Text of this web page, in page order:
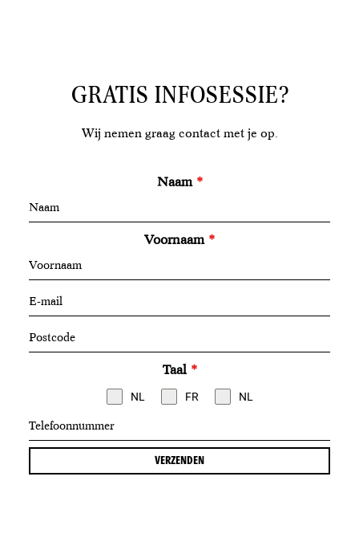
GRATIS INFOSESSIE?
Wij nemen graag contact met je op.
Naam *
Voornaam *
Taal *
NL FR NL
VERZENDEN